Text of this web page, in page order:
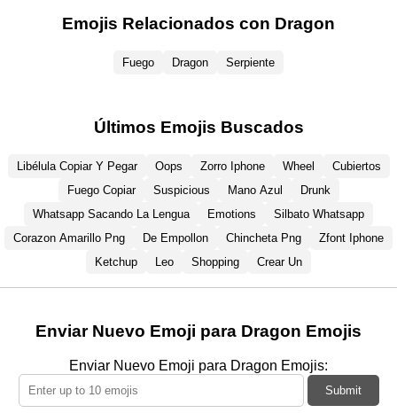
Emojis Relacionados con Dragon
Fuego Dragon Serpiente
Últimos Emojis Buscados
Libélula Copiar Y Pegar Oops Zorro Iphone Wheel
Cubiertos
Fuego Copiar
Suspicious Mano Azul
Drunk
Whatsapp Sacando La Lengua
Emotions
Silbato Whatsapp
Corazon Amarillo Png
De Empollon Chincheta Png
Zfont Iphone
Ketchup
Leo Shopping Crear Un
Enviar Nuevo Emoji para Dragon Emojis
Enviar Nuevo Emoji para Dragon Emojis:
Submit